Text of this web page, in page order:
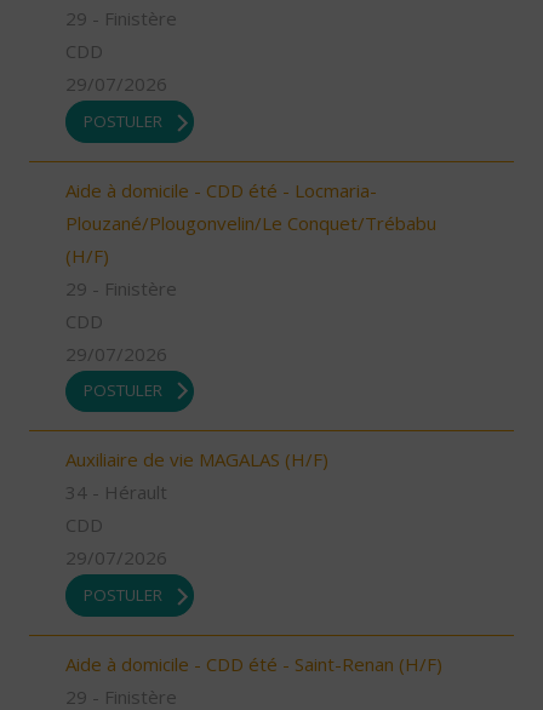
29 - Finistère
CDD
29/07/2026
POSTULER
Aide à domicile - CDD été - Locmaria-
Plouzané/Plougonvelin/Le Conquet/Trébabu
(H/F)
29 - Finistère
CDD
29/07/2026
POSTULER
Auxiliaire de vie MAGALAS (H/F)
34 - Hérault
CDD
29/07/2026
POSTULER
Aide à domicile - CDD été - Saint-Renan (H/F)
29 - Finistère